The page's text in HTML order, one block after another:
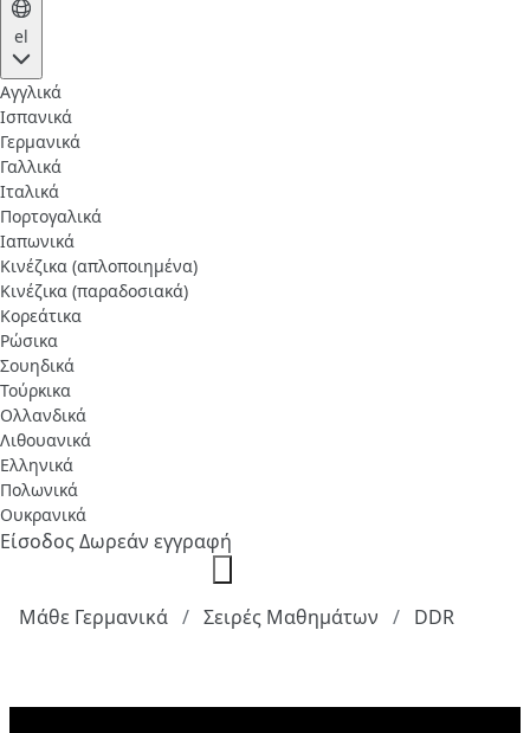
el
Αγγλικά
Ισπανικά
Γερμανικά
Γαλλικά
Ιταλικά
Πορτογαλικά
Ιαπωνικά
Κινέζικα (απλοποιημένα)
Κινέζικα (παραδοσιακά)
Κορεάτικα
Ρώσικα
Σουηδικά
Τούρκικα
Ολλανδικά
Λιθουανικά
Ελληνικά
Πολωνικά
Ουκρανικά
ΕίσοδοςΔωρεάν εγγραφή
Μάθε Γερμανικά Σειρές Μαθημάτων DDR